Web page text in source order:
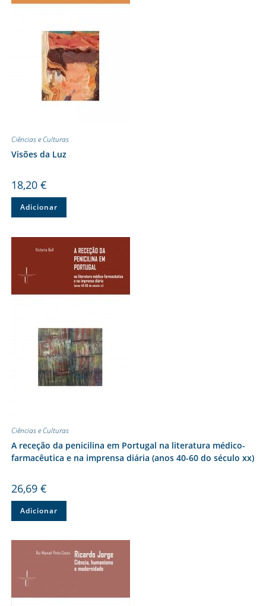
Ciências e Culturas
Visões da Luz
18,20 €
Adicionar
Ciências e Culturas
A receção da penicilina em Portugal na literatura médico-
farmacêutica e na imprensa diária (anos 40-60 do século xx)
26,69 €
Adicionar